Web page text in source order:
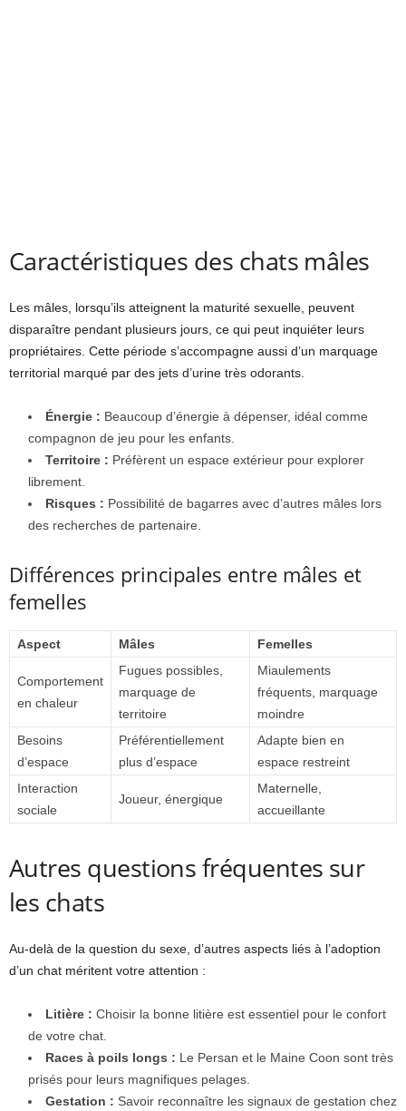
Caractéristiques des chats mâles
Les mâles, lorsqu’ils atteignent la maturité sexuelle, peuvent
disparaître pendant plusieurs jours, ce qui peut inquiéter leurs
propriétaires. Cette période s’accompagne aussi d’un marquage
territorial marqué par des jets d’urine très odorants.
Énergie : Beaucoup d’énergie à dépenser, idéal comme
compagnon de jeu pour les enfants.
Territoire : Préfèrent un espace extérieur pour explorer
librement.
Risques : Possibilité de bagarres avec d’autres mâles lors
des recherches de partenaire.
Différences principales entre mâles et
femelles
Aspect Mâles Femelles
Comportement
en chaleur
Fugues possibles,
marquage de
territoire
Miaulements
fréquents, marquage
moindre
Besoins
d’espace
Préférentiellement
plus d’espace
Adapte bien en
espace restreint
Interaction
sociale
Joueur, énergique
Maternelle,
accueillante
Autres questions fréquentes sur
les chats
Au-delà de la question du sexe, d’autres aspects liés à l’adoption
d’un chat méritent votre attention :
Litière : Choisir la bonne litière est essentiel pour le confort
de votre chat.
Races à poils longs : Le Persan et le Maine Coon sont très
prisés pour leurs magnifiques pelages.
Gestation : Savoir reconnaître les signaux de gestation chez